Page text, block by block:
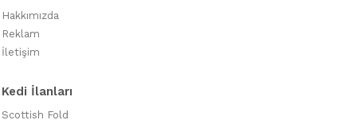
Hakkımızda
Reklam
İletişim
Kedi İlanları
Scottish Fold